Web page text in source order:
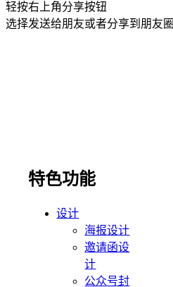
轻按右上角分享按钮
选择发送给朋友或者分享到朋友圈
特色功能
设计
海报设计
邀请函设
计
公众号封